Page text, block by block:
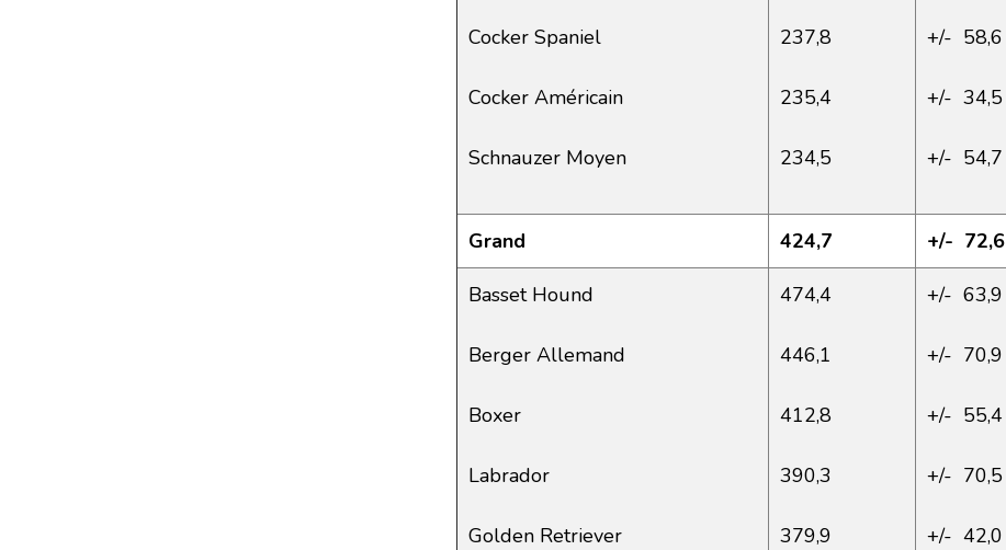
Cocker Spaniel
Cocker Américain
Schnauzer Moyen
237,8
235,4
234,5
+/- 58,6
+/- 34,5
+/- 54,7
Grand 424,7 +/- 72,6
Basset Hound
Berger Allemand
Boxer
Labrador
Golden Retriever
474,4
446,1
412,8
390,3
379,9
+/- 63,9
+/- 70,9
+/- 55,4
+/- 70,5
+/- 42,0